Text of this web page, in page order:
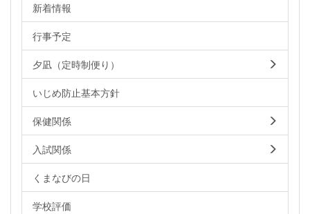
新着情報
行事予定
夕凪（定時制便り）
いじめ防止基本方針
保健関係
入試関係
くまなびの日
学校評価